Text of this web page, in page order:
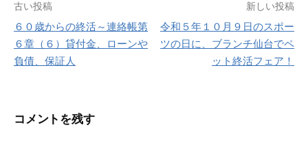
投
稿
ナ
古い投稿
６０歳からの終活～連絡帳第
６章（６）貸付金、ローンや
負債、保証人
新しい投稿
令和５年１０月９日のスポー
ツの日に、ブランチ仙台でペ
ット終活フェア！
コメントを残す